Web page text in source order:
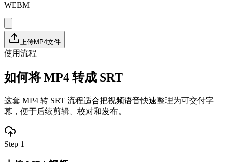
WEBM
上传MP4文件
使用流程
如何将 MP4 转成 SRT
这套 MP4 转 SRT 流程适合把视频语音快速整理为可交付字
幕，便于后续剪辑、校对和发布。
Step 1